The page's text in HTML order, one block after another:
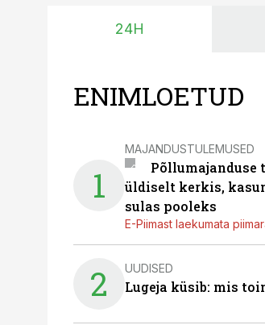
24H
ENIMLOETUD
1
MAJANDUSTULEMUSED
üldiselt kerkis,
sulas pooleks
E-Piimast laekumata
2 UUDISED
Lugeja küsib: mis